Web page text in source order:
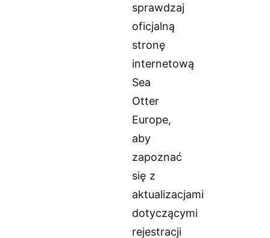
sprawdzaj
oficjalną
stronę
internetową
Sea
Otter
Europe,
aby
zapoznać
się z
aktualizacjami
dotyczącymi
rejestracji